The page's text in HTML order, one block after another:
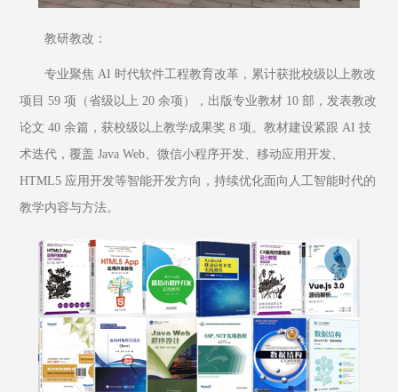
教研教改：
专业聚焦 AI 时代软件工程教育改革，累计获批校级以上教改
项目 59 项（省级以上 20 余项），出版专业教材 10 部，发表教改
论文 40 余篇，获校级以上教学成果奖 8 项。教材建设紧跟 AI 技
术迭代，覆盖 Java Web、微信小程序开发、移动应用开发、
HTML5 应用开发等智能开发方向，持续优化面向人工智能时代的
教学内容与方法。